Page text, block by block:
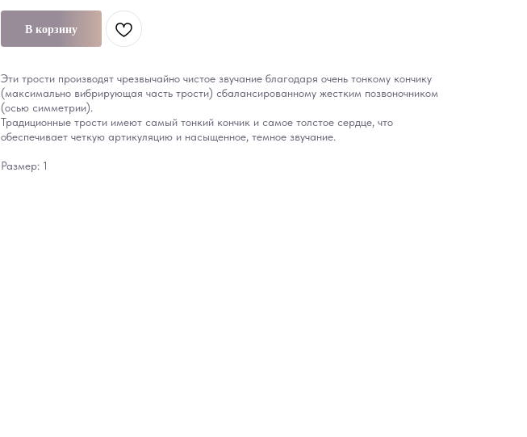
В корзину
Эти трости производят чрезвычайно чистое звучание благодаря очень тонкому кончику
(максимально вибрирующая часть трости) сбалансированному жестким позвоночником
(осью симметрии).
Традиционные трости имеют самый тонкий кончик и самое толстое сердце, что
обеспечивает четкую артикуляцию и насыщенное, темное звучание.
Размер: 1